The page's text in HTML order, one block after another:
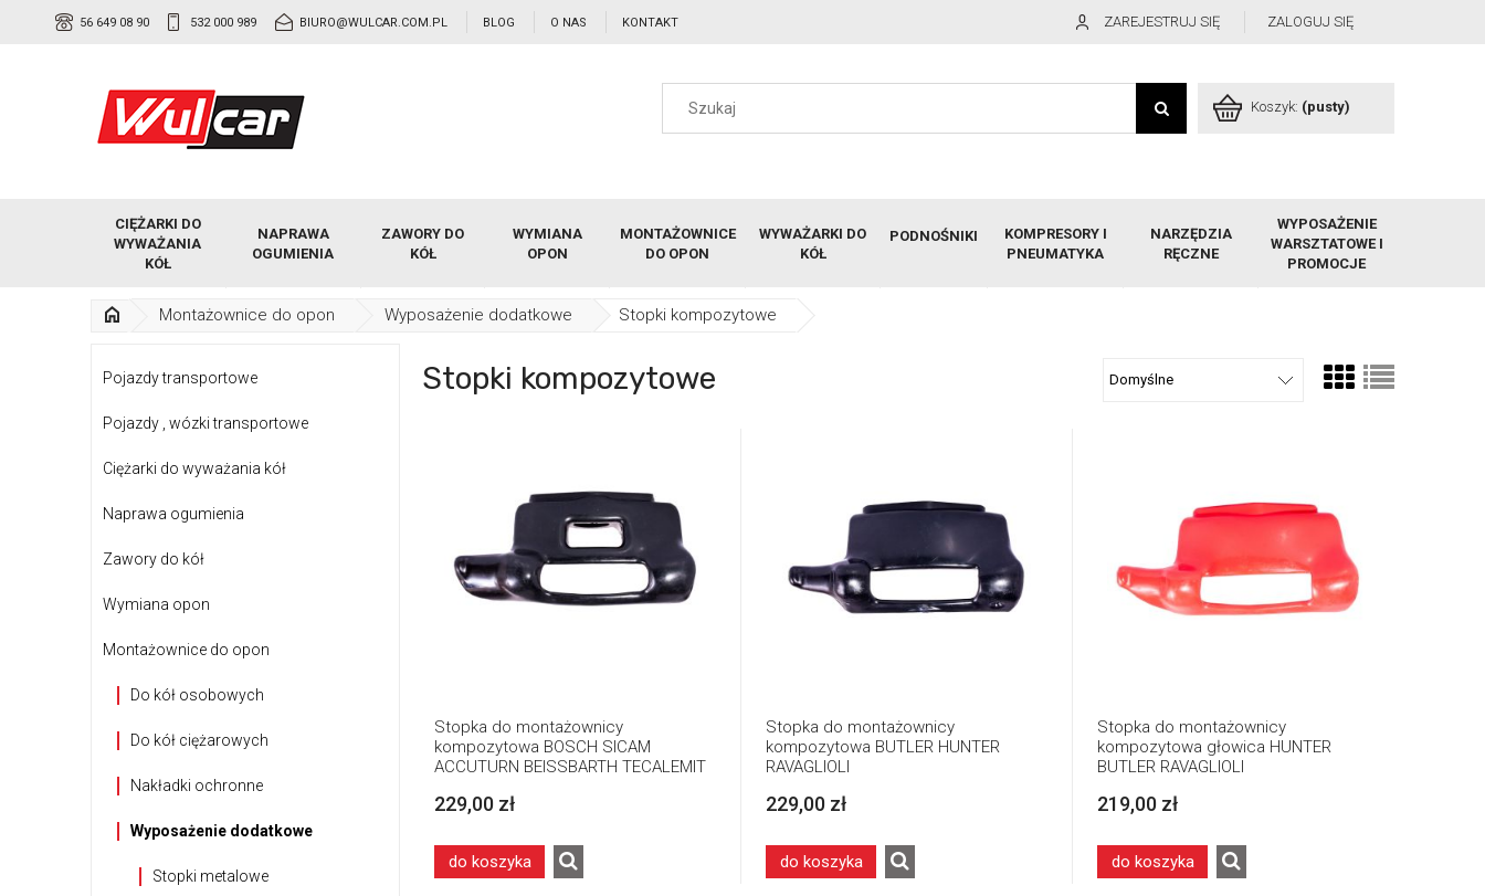
56 649 08 90 532 000 989 BIURO@WULCAR.COM.PL BLOG O NAS KONTAKT ZAREJESTRUJ SIĘ ZALOGUJ SIĘ
Koszyk: (pusty)
CIĘŻARKI DO
WYWAŻANIA
KÓŁ
NAPRAWA
OGUMIENIA
ZAWORY DO
KÓŁ
WYMIANA
OPON
MONTAŻOWNICE
DO OPON
WYWAŻARKI DO
KÓŁ
PODNOŚNIKI
KOMPRESORY I
PNEUMATYKA
NARZĘDZIA
RĘCZNE
WYPOSAŻENIE
WARSZTATOWE I
PROMOCJE
Montażownice do opon Wyposażenie dodatkowe Stopki kompozytowe
Pojazdy transportowe
Pojazdy , wózki transportowe
Ciężarki do wyważania kół
Naprawa ogumienia
Zawory do kół
Wymiana opon
Montażownice do opon
Do kół osobowych
Do kół ciężarowych
Nakładki ochronne
Wyposażenie dodatkowe
Stopki metalowe
Stopki kompozytowe
Stopka do montażownicy
kompozytowa BOSCH SICAM
ACCUTURN BEISSBARTH TECALEMIT
229,00 zł
do koszyka
Stopka do montażownicy
kompozytowa BUTLER HUNTER
RAVAGLIOLI
229,00 zł
do koszyka
Stopka do montażownicy
kompozytowa głowica HUNTER
BUTLER RAVAGLIOLI
219,00 zł
do koszyka